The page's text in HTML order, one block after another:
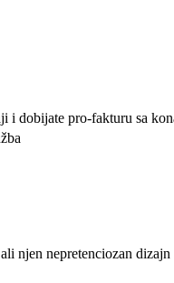
i dobijate pro-fakturu sa
njen nepretenciozan